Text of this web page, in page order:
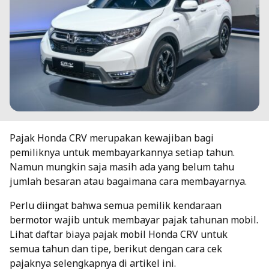
Pajak Honda CRV merupakan kewajiban bagi
pemiliknya untuk membayarkannya setiap tahun.
Namun mungkin saja masih ada yang belum tahu
jumlah besaran atau bagaimana cara membayarnya.
Perlu diingat bahwa semua pemilik kendaraan
bermotor wajib untuk membayar pajak tahunan mobil.
Lihat daftar biaya pajak mobil Honda CRV untuk
semua tahun dan tipe, berikut dengan cara cek
pajaknya selengkapnya di artikel ini.